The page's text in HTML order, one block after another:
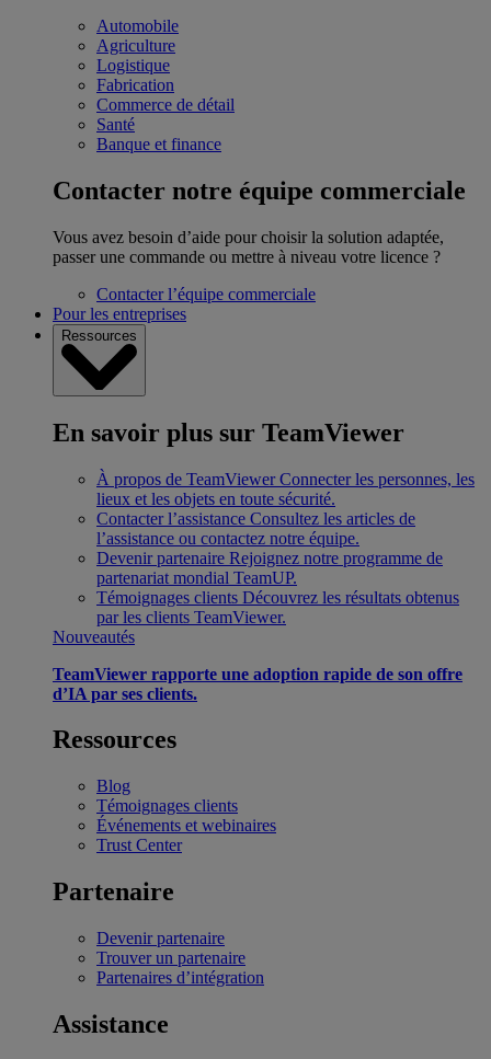
Automobile
Agriculture
Logistique
Fabrication
Commerce de détail
Santé
Banque et finance
Contacter notre équipe commerciale
Vous avez besoin d’aide pour choisir la solution adaptée,
passer une commande ou mettre à niveau votre licence ?
Contacter l’équipe commerciale
Pour les entreprises
Ressources
En savoir plus sur TeamViewer
À propos de TeamViewer Connecter les personnes, les
lieux et les objets en toute sécurité.
Contacter l’assistance Consultez les articles de
l’assistance ou contactez notre équipe.
Devenir partenaire Rejoignez notre programme de
partenariat mondial TeamUP.
Témoignages clients Découvrez les résultats obtenus
par les clients TeamViewer.
Nouveautés
TeamViewer rapporte une adoption rapide de son offre
d’IA par ses clients.
Ressources
Blog
Témoignages clients
Événements et webinaires
Trust Center
Partenaire
Devenir partenaire
Trouver un partenaire
Partenaires d’intégration
Assistance